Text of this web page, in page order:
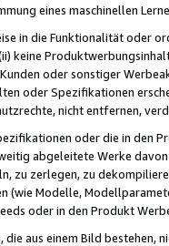
eines maschinellen
in die Funktionalität oder
keine
oder sonstiger
oder Spezifikationen
nicht entfernen,
oder die in
abgeleitete Werke
zu zerlegen, zu
(wie Modelle,
oder in den Produkt
aus einem Bild bestehen,